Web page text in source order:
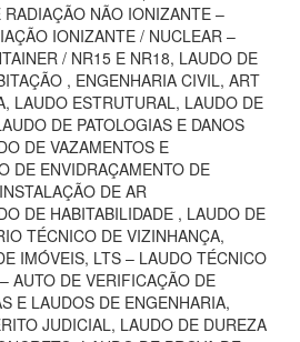
NÃO IONIZANTE –
IONIZANTE / NUCLEAR –
/ NR15 E NR18, LAUDO DE
, ENGENHARIA CIVIL, ART
LAUDO ESTRUTURAL, LAUDO DE
DE PATOLOGIAS E DANOS
DE VAZAMENTOS E
DE ENVIDRAÇAMENTO DE
DE AR
DE HABITABILIDADE , LAUDO DE
TÉCNICO DE VIZINHANÇA,
IMÓVEIS, LTS – LAUDO TÉCNICO
AUTO DE VERIFICAÇÃO DE
E LAUDOS DE ENGENHARIA,
JUDICIAL, LAUDO DE DUREZA